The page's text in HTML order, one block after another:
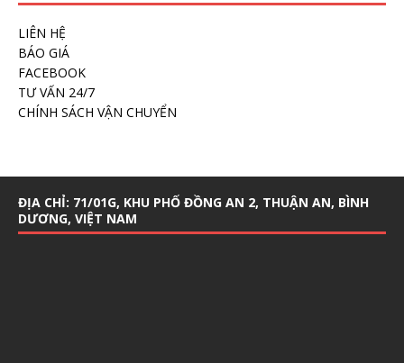
LIÊN HỆ
BÁO GIÁ
FACEBOOK
TƯ VẤN 24/7
CHÍNH SÁCH VẬN CHUYỂN
ĐỊA CHỈ: 71/01G, KHU PHỐ ĐỒNG AN 2, THUẬN AN, BÌNH
DƯƠNG, VIỆT NAM